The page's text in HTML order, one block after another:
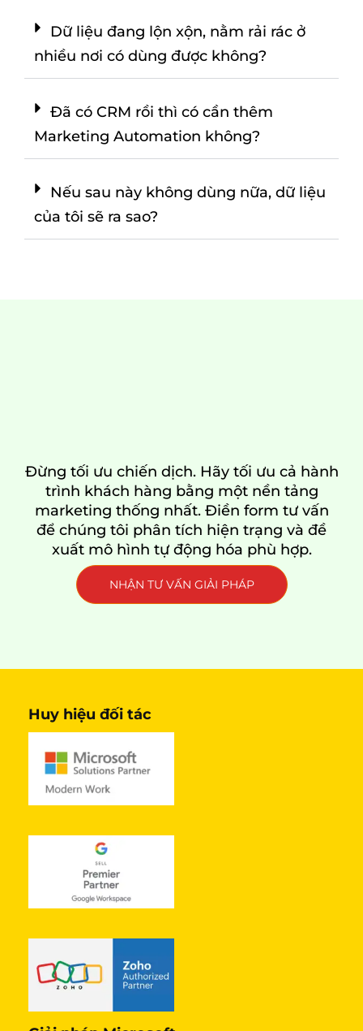
Dữ liệu đang lộn xộn, nằm rải rác ở
nhiều nơi có dùng được không?
Đã có CRM rồi thì có cần thêm
Marketing Automation không?
Nếu sau này không dùng nữa, dữ liệu
của tôi sẽ ra sao?
Đừng tối ưu chiến dịch. Hãy tối ưu cả hành
trình khách hàng bằng một nền tảng
marketing thống nhất. Điền form tư vấn
để chúng tôi phân tích hiện trạng và đề
xuất mô hình tự động hóa phù hợp.
NHẬN TƯ VẤN GIẢI PHÁP
Huy hiệu đối tác